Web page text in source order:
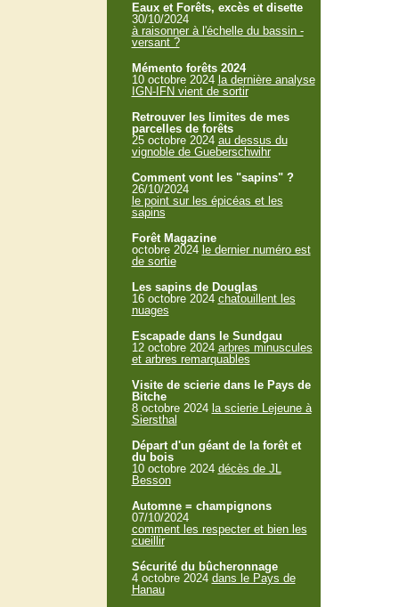
Eaux et Forêts, excès et disette
30/10/2024
à raisonner à l'échelle du bassin -
versant ?
Mémento forêts 2024
10 octobre 2024 la dernière analyse
IGN-IFN vient de sortir
Retrouver les limites de mes
parcelles de forêts
25 octobre 2024 au dessus du
vignoble de Gueberschwihr
Comment vont les "sapins" ?
26/10/2024
le point sur les épicéas et les
sapins
Forêt Magazine
octobre 2024 le dernier numéro est
de sortie
Les sapins de Douglas
16 octobre 2024 chatouillent les
nuages
Escapade dans le Sundgau
12 octobre 2024 arbres minuscules
et arbres remarquables
Visite de scierie dans le Pays de
Bitche
8 octobre 2024 la scierie Lejeune à
Siersthal
Départ d'un géant de la forêt et
du bois
10 octobre 2024 décès de JL
Besson
Automne = champignons
07/10/2024
comment les respecter et bien les
cueillir
Sécurité du bûcheronnage
4 octobre 2024 dans le Pays de
Hanau